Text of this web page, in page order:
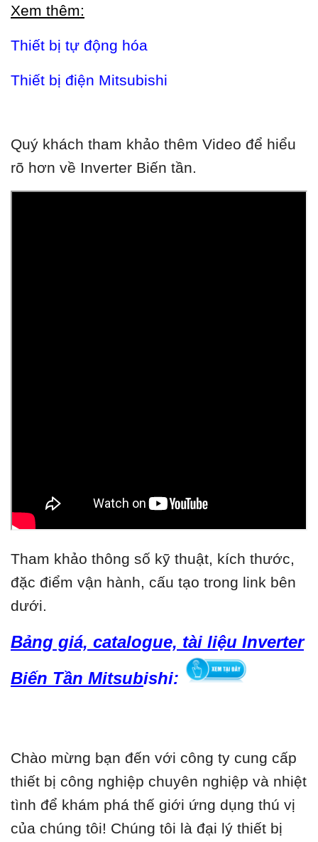
Xem thêm:
Thiết bị tự động hóa
Thiết bị điện Mitsubishi
Quý khách tham khảo thêm Video để hiểu
rõ hơn về Inverter Biến tần.
Tham khảo thông số kỹ thuật, kích thước,
đặc điểm vận hành, cấu tạo trong link bên
dưới.
Bảng giá, catalogue, tài liệu Inverter
Biến Tần Mitsubishi:
Chào mừng bạn đến với công ty cung cấp
thiết bị công nghiệp chuyên nghiệp và nhiệt
tình để khám phá thế giới ứng dụng thú vị
của chúng tôi! Chúng tôi là đại lý thiết bị